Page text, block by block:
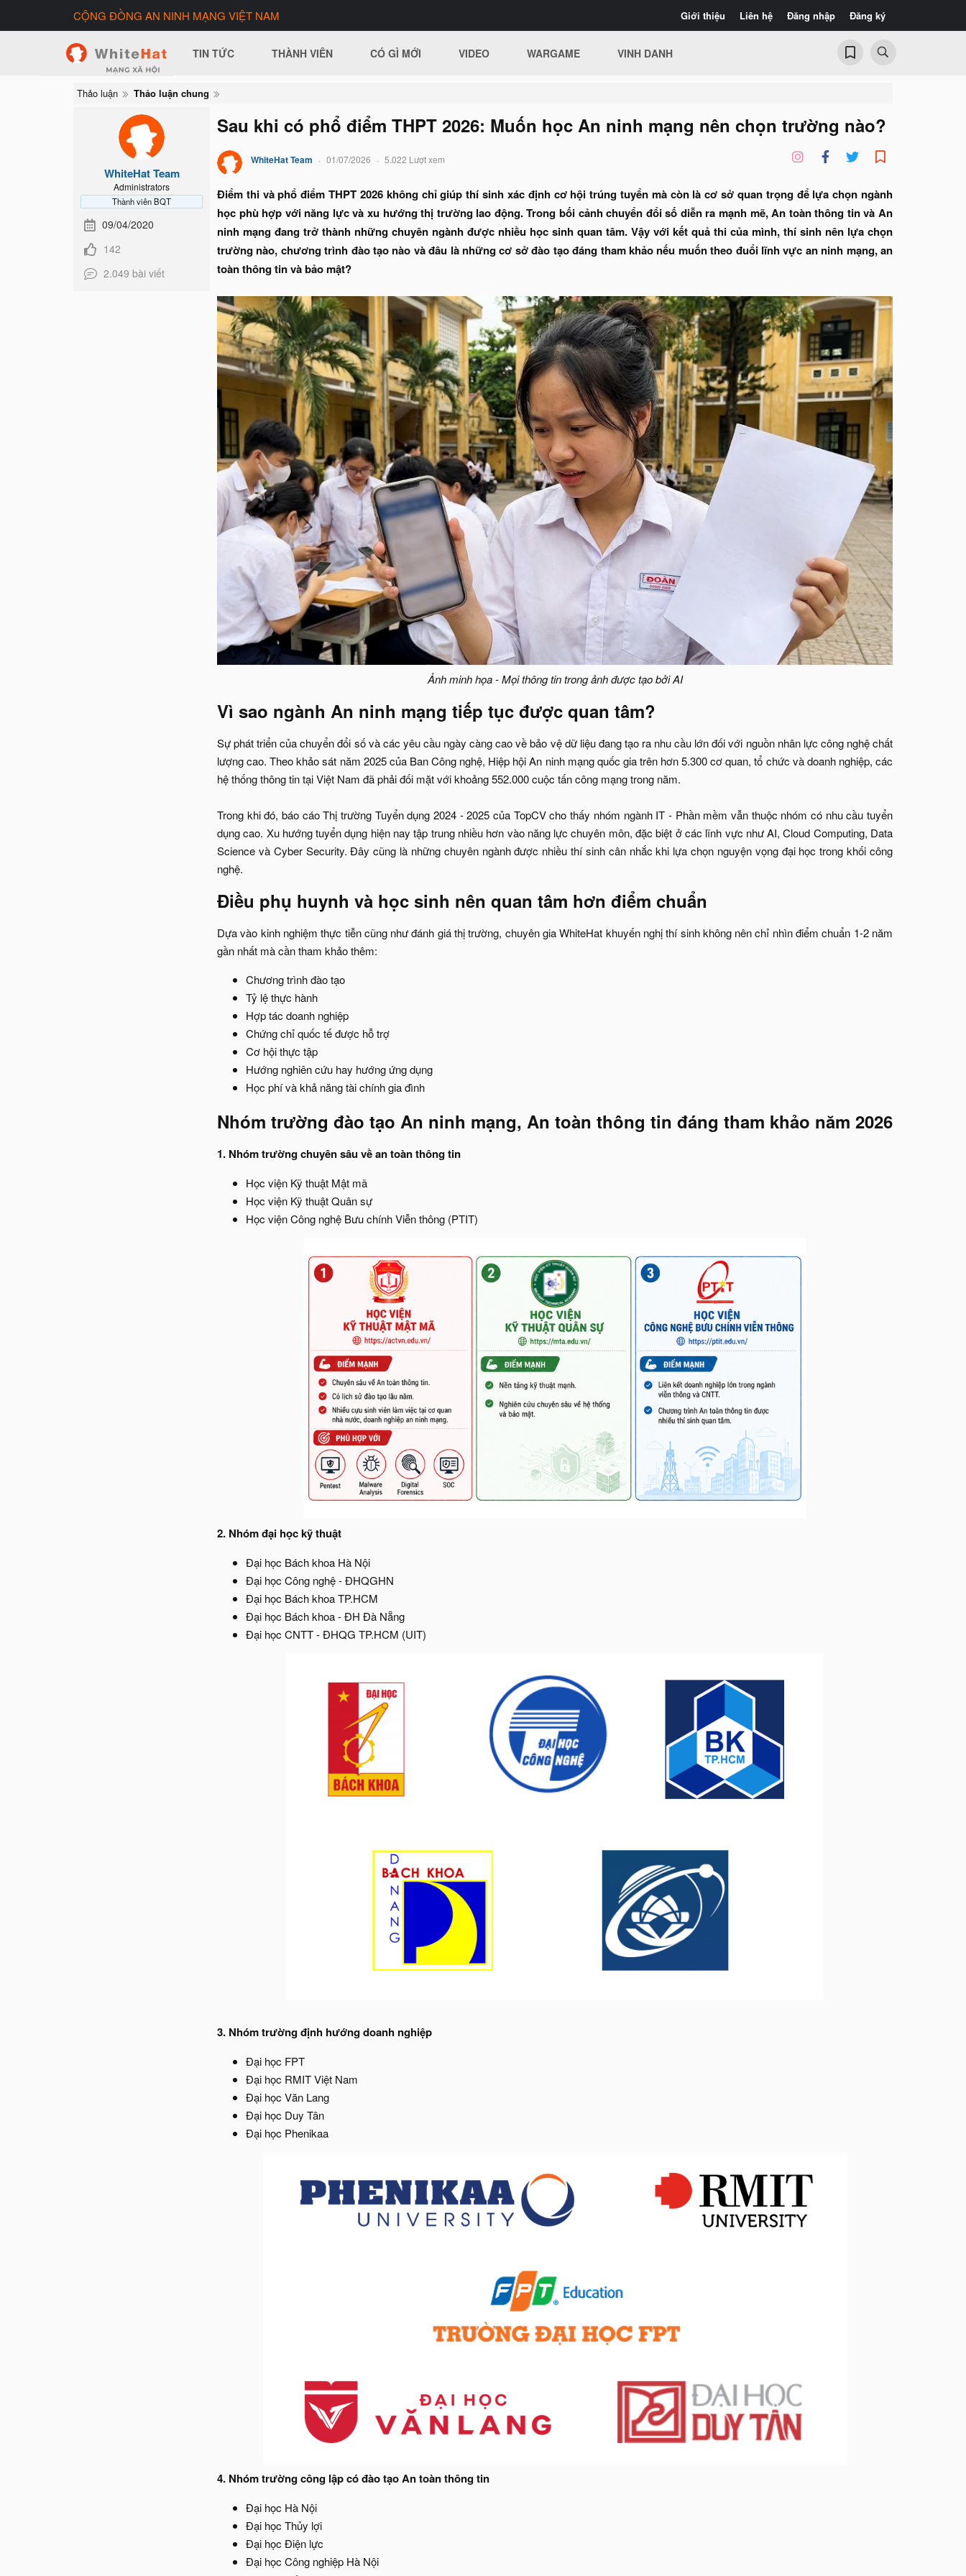
Giới thiệu Liên hệ Đăng nhập Đăng ký
CỘNG ĐỒNG AN NINH MẠNG VIỆT NAM
TIN TỨC THÀNH VIÊN CÓ GÌ MỚI VIDEO WARGAME VINH DANH
Thảo luận Thảo luận chung
WhiteHat Team
Administrators
Thành viên BQT
09/04/2020
142
2.049 bài viết
Sau khi có phổ điểm THPT 2026: Muốn học An ninh mạng nên chọn trường nào?
WhiteHat Team 01/07/2026 5.022 Lượt xem
Điểm thi và phổ điểm THPT 2026 không chỉ giúp thí sinh xác định cơ hội trúng tuyển mà còn là cơ sở quan trọng để lựa chọn ngành
học phù hợp với năng lực và xu hướng thị trường lao động. Trong bối cảnh chuyển đổi số diễn ra mạnh mẽ, An toàn thông tin và An
ninh mạng đang trở thành những chuyên ngành được nhiều học sinh quan tâm. Vậy với kết quả thi của mình, thí sinh nên lựa chọn
trường nào, chương trình đào tạo nào và đâu là những cơ sở đào tạo đáng tham khảo nếu muốn theo đuổi lĩnh vực an ninh mạng, an
toàn thông tin và bảo mật?
Ảnh minh họa - Mọi thông tin trong ảnh được tạo bởi AI
Vì sao ngành An ninh mạng tiếp tục được quan tâm?​
Sự phát triển của chuyển đổi số và các yêu cầu ngày càng cao về bảo vệ dữ liệu đang tạo ra nhu cầu lớn đối với nguồn nhân lực công nghệ chất
lượng cao. Theo khảo sát năm 2025 của Ban Công nghệ, Hiệp hội An ninh mạng quốc gia trên hơn 5.300 cơ quan, tổ chức và doanh nghiệp, các
hệ thống thông tin tại Việt Nam đã phải đối mặt với khoảng 552.000 cuộc tấn công mạng trong năm.
Trong khi đó, báo cáo Thị trường Tuyển dụng 2024 - 2025 của TopCV cho thấy nhóm ngành IT - Phần mềm vẫn thuộc nhóm có nhu cầu tuyển
dụng cao. Xu hướng tuyển dụng hiện nay tập trung nhiều hơn vào năng lực chuyên môn, đặc biệt ở các lĩnh vực như AI, Cloud Computing, Data
Science và Cyber Security. Đây cũng là những chuyên ngành được nhiều thí sinh cân nhắc khi lựa chọn nguyện vọng đại học trong khối công
nghệ.​
Điều phụ huynh và học sinh nên quan tâm hơn điểm chuẩn​
Dựa vào kinh nghiệm thực tiễn cũng như đánh giá thị trường, chuyên gia WhiteHat khuyến nghị thí sinh không nên chỉ nhìn điểm chuẩn 1-2 năm
gần nhất mà cần tham khảo thêm:
Chương trình đào tạo
Tỷ lệ thực hành
Hợp tác doanh nghiệp
Chứng chỉ quốc tế được hỗ trợ
Cơ hội thực tập
Hướng nghiên cứu hay hướng ứng dụng
Học phí và khả năng tài chính gia đình
Nhóm trường đào tạo An ninh mạng, An toàn thông tin đáng tham khảo năm 2026​
1. Nhóm trường chuyên sâu về an toàn thông tin
Học viện Kỹ thuật Mật mã
Học viện Kỹ thuật Quân sự
Học viện Công nghệ Bưu chính Viễn thông (PTIT)
2. Nhóm đại học kỹ thuật
Đại học Bách khoa Hà Nội
Đại học Công nghệ - ĐHQGHN
Đại học Bách khoa TP.HCM
Đại học Bách khoa - ĐH Đà Nẵng
Đại học CNTT - ĐHQG TP.HCM (UIT)
3. Nhóm trường định hướng doanh nghiệp
Đại học FPT
Đại học RMIT Việt Nam
Đại học Văn Lang
Đại học Duy Tân
Đại học Phenikaa
4. Nhóm trường công lập có đào tạo An toàn thông tin
Đại học Hà Nội
Đại học Thủy lợi
Đại học Điện lực
Đại học Công nghiệp Hà Nội